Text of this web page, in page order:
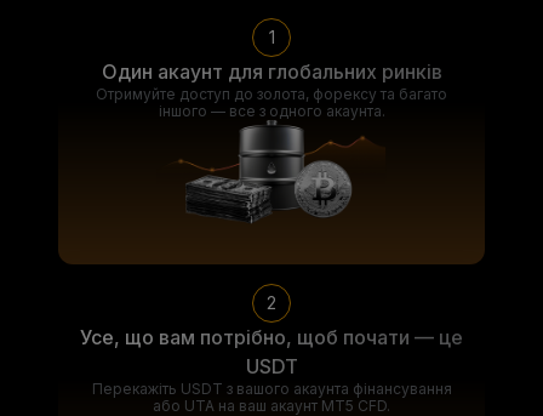
1
Один акаунт для глобальних ринків
Отримуйте доступ до золота, форексу та багато
іншого — все з одного акаунта.
2
Усе, що вам потрібно, щоб почати — це
USDT
Перекажіть USDT з вашого акаунта фінансування
або UTA на ваш акаунт MT5 CFD.